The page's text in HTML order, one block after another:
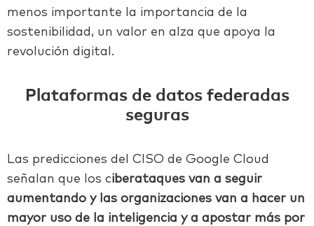
menos importante la importancia de la
sostenibilidad, un valor en alza que apoya la
revolución digital.
Plataformas de datos federadas
seguras
Las predicciones del CISO de Google Cloud
señalan que los ciberataques van a seguir
aumentando y las organizaciones van a hacer un
mayor uso de la inteligencia y a apostar más por